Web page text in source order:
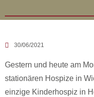
30/06/2021
Gestern und heute am
stationären Hospize in
einzige Kinderhospiz in